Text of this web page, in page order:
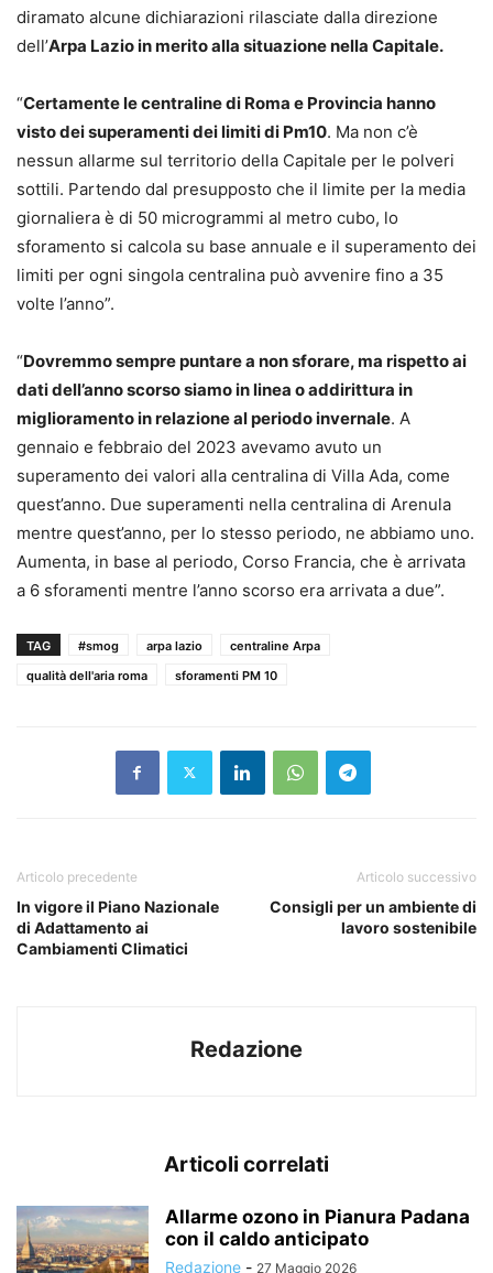
diramato alcune dichiarazioni rilasciate dalla direzione
dell’Arpa Lazio in merito alla situazione nella Capitale.
“Certamente le centraline di Roma e Provincia hanno
visto dei superamenti dei limiti di Pm10. Ma non c’è
nessun allarme sul territorio della Capitale per le polveri
sottili. Partendo dal presupposto che il limite per la media
giornaliera è di 50 microgrammi al metro cubo, lo
sforamento si calcola su base annuale e il superamento dei
limiti per ogni singola centralina può avvenire fino a 35
volte l’anno”.
“Dovremmo sempre puntare a non sforare, ma rispetto ai
dati dell’anno scorso siamo in linea o addirittura in
miglioramento in relazione al periodo invernale. A
gennaio e febbraio del 2023 avevamo avuto un
superamento dei valori alla centralina di Villa Ada, come
quest’anno. Due superamenti nella centralina di Arenula
mentre quest’anno, per lo stesso periodo, ne abbiamo uno.
Aumenta, in base al periodo, Corso Francia, che è arrivata
a 6 sforamenti mentre l’anno scorso era arrivata a due”.
TAG #smog arpa lazio
centraline Arpa
qualità dell'aria roma
sforamenti PM 10
Articolo precedente
In vigore il Piano Nazionale
di Adattamento ai
Cambiamenti Climatici
Articolo successivo
Consigli per un ambiente di
lavoro sostenibile
Redazione
Articoli correlati
Allarme ozono in Pianura Padana
con il caldo anticipato
Redazione - 27 Maggio 2026